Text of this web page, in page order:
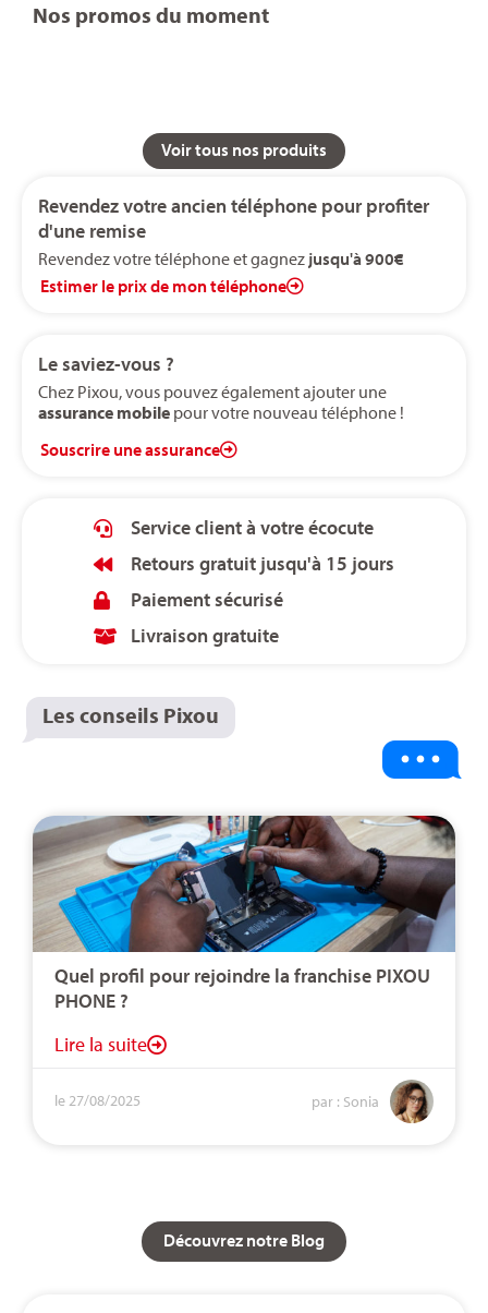
Nos promos du moment
Voir tous nos produits
Revendez votre ancien téléphone pour profiter
d'une remise
Revendez votre téléphone et gagnez jusqu'à 900€
Estimer le prix de mon téléphone
Le saviez-vous ?
Chez Pixou, vous pouvez également ajouter une
assurance mobile pour votre nouveau téléphone !
Souscrire une assurance
Service client à votre écocute
Retours gratuit jusqu'à 15 jours
Paiement sécurisé
Livraison gratuite
Les conseils Pixou
Quel profil pour rejoindre la franchise PIXOU
PHONE ?
Lire la suite
le 27/08/2025 par : Sonia
Découvrez notre Blog